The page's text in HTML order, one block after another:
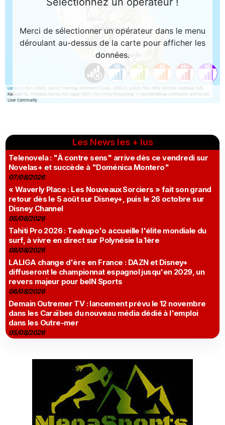
Les News les + lus
Telenovela : "À contre sens" arrive dès ce vendredi sur
Novelas+ et succède à "Doménica Montero"
07/08/2026
« Waverly Place : Les Nouveaux Sorciers » fait son grand
retour dès le 5 août sur Disney+, puis le 26 octobre sur
Disney Channel
05/08/2026
Tahiti Pro 2026 : Teahupo'o accueille l'élite mondiale du
surf, à vivre en direct sur Polynésie la 1ère
08/08/2026
LALIGA change d'ère en France : DAZN et Disney+
diffuseront le championnat espagnol jusqu'en 2029, un
revers majeur pour beIN Sports
06/08/2026
Demain Outremer TV : lancement prévu le 12 novembre
dans les Caraïbes du nouveau média dédié à l'emploi
dans les Outre-mer
05/08/2026